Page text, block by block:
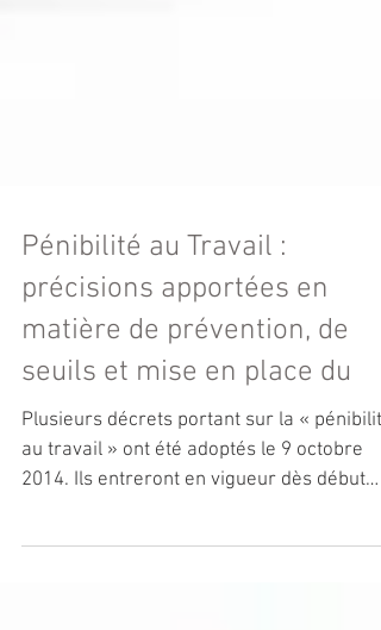
Pénibilité au Travail :
précisions apportées en
matière de prévention, de
seuils et mise en place du
Plusieurs décrets portant sur la « pénibilité